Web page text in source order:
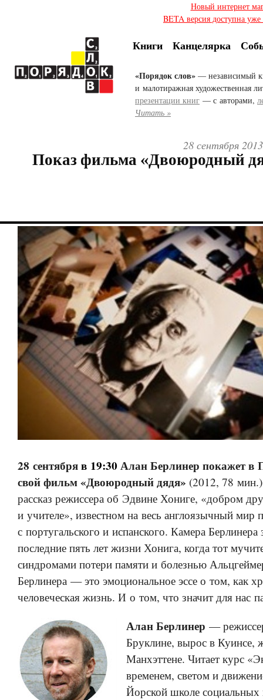
Новый интернет
BETA версия доступна
Книги Канцелярка
«Порядок слов» — независимый
и малотиражная художественная
презентации книг — с авторами,
Читать »
28 сентября
Показ фильма «Двоюродный
28 сентябряв 19:30Алан Берлинер покажет в
свой фильм «Двоюродный дядя» (2012, 78
рассказ режиссера об Эдвине Хониге, «добром
и учителе», известном на весь англоязычный мир
с португальского и испанского. Камера Берлинера
последние пять лет жизни Хонига, когда тот
синдромами потери памяти и болезнью
Берлинера — это эмоциональное эссе о том, как
человеческая жизнь. И о том, что значит для нас
Алан Берлинер —
Бруклине, вырос в Куинсе,
Манхэттене. Читает курс
временем, светом и
Йорской школе социальных